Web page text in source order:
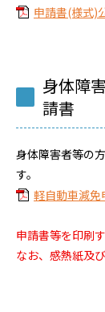
申請書(様式)
身体障
請書
身体障害者等の
す。
軽自動車減
申請書等を印刷
なお、感熱紙及